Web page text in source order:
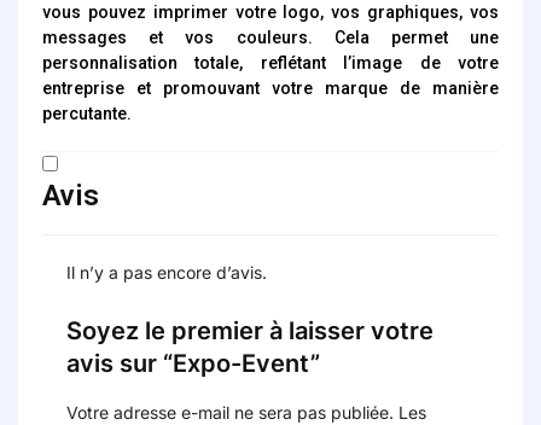
vous pouvez imprimer votre logo, vos graphiques, vos
messages et vos couleurs. Cela permet une
personnalisation totale, reflétant l’image de votre
entreprise et promouvant votre marque de manière
percutante.
Avis
Il n’y a pas encore d’avis.
Soyez le premier à laisser votre
avis sur “Expo-Event”
Votre adresse e-mail ne sera pas publiée. Les